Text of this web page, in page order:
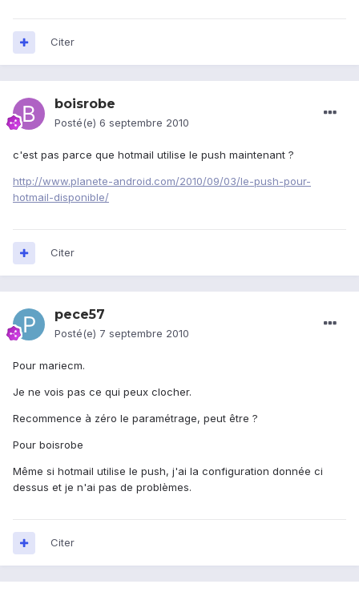
Citer
boisrobe
Posté(e) 6 septembre 2010
c'est pas parce que hotmail utilise le push maintenant ?
http://www.planete-android.com/2010/09/03/le-push-pour-
hotmail-disponible/
Citer
pece57
Posté(e) 7 septembre 2010
Pour mariecm.
Je ne vois pas ce qui peux clocher.
Recommence à zéro le paramétrage, peut être ?
Pour boisrobe
Même si hotmail utilise le push, j'ai la configuration donnée ci
dessus et je n'ai pas de problèmes.
Citer